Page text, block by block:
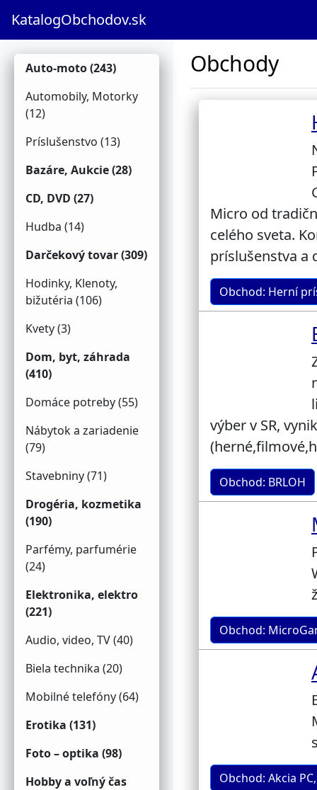
KatalogObchodov.sk
Auto-moto (243)
Automobily, Motorky
(12)
Príslušenstvo (13)
Bazáre, Aukcie (28)
CD, DVD (27)
Hudba (14)
Darčekový tovar (309)
Hodinky, Klenoty,
bižutéria (106)
Kvety (3)
Dom, byt, záhrada
(410)
Domáce potreby (55)
Nábytok a zariadenie
(79)
Stavebniny (71)
Drogéria, kozmetika
(190)
Parfémy, parfumérie
(24)
Elektronika, elektro
(221)
Audio, video, TV (40)
Biela technika (20)
Mobilné telefóny (64)
Erotika (131)
Foto – optika (98)
Hobby a voľný čas
Obchody
Micro od
celého sveta.
príslušenstva a
Obchod: Herní
výber v SR,
Obchod: BRLOH
Obchod:
Obchod: Akcia